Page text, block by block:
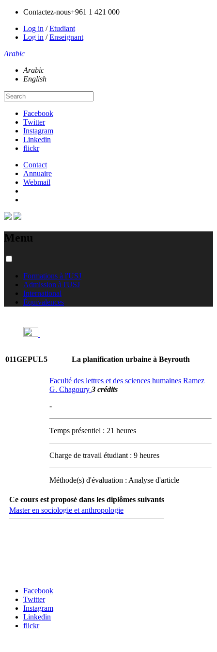
Contactez-nous+961 1 421 000
Log in /Etudiant
Log in /Enseignant
Arabic
Arabic
English
Facebook
Twitter
Instagram
Linkedin
flickr
Contact
Annuaire
Webmail
Menu
Formations à l'USJ
Admission à l'USJ
International
Équivalences
011GEPUL5 La planification urbaine à Beyrouth
Faculté des lettres et des sciences humaines Ramez
G. Chagoury 3 crédits
-
Temps présentiel : 21 heures
Charge de travail étudiant : 9 heures
Méthode(s) d'évaluation : Analyse d'article
Ce cours est proposé dans les diplômes suivants
Master en sociologie et anthropologie
Facebook
Twitter
Instagram
Linkedin
flickr